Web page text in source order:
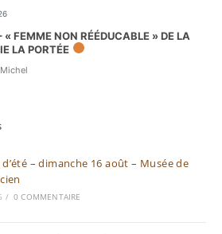
« FEMME NON RÉÉDUCABLE » DE LA
LA PORTÉE
– dimanche 16 août – Musée de
/ 0 COMMENTAIRE